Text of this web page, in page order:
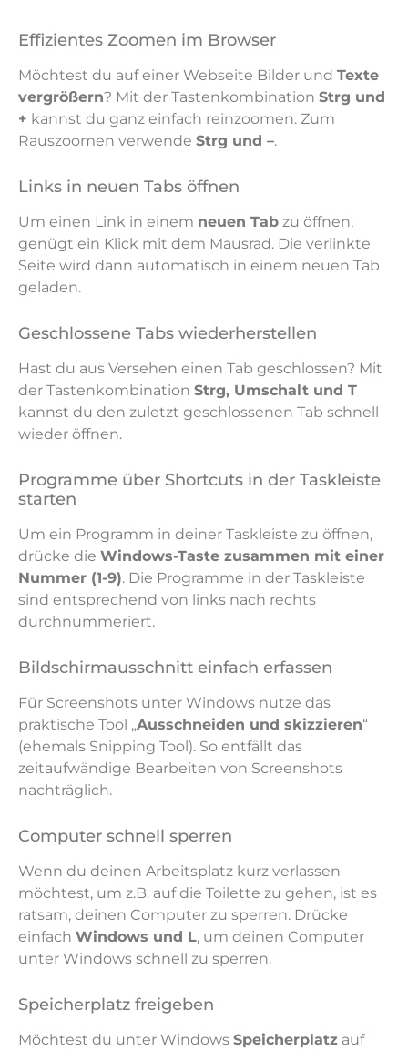
Effizientes Zoomen im Browser
Möchtest du auf einer Webseite Bilder und Texte
vergrößern? Mit der Tastenkombination Strg und
+ kannst du ganz einfach reinzoomen. Zum
Rauszoomen verwende Strg und –.
Links in neuen Tabs öffnen
Um einen Link in einem neuen Tab zu öffnen,
genügt ein Klick mit dem Mausrad. Die verlinkte
Seite wird dann automatisch in einem neuen Tab
geladen.
Geschlossene Tabs wiederherstellen
Hast du aus Versehen einen Tab geschlossen? Mit
der Tastenkombination Strg, Umschalt und T
kannst du den zuletzt geschlossenen Tab schnell
wieder öffnen.
Programme über Shortcuts in der Taskleiste
starten
Um ein Programm in deiner Taskleiste zu öffnen,
drücke die Windows-Taste zusammen mit einer
Nummer (1-9). Die Programme in der Taskleiste
sind entsprechend von links nach rechts
durchnummeriert.
Bildschirmausschnitt einfach erfassen
Für Screenshots unter Windows nutze das
praktische Tool „Ausschneiden und skizzieren“
(ehemals Snipping Tool). So entfällt das
zeitaufwändige Bearbeiten von Screenshots
nachträglich.
Computer schnell sperren
Wenn du deinen Arbeitsplatz kurz verlassen
möchtest, um z.B. auf die Toilette zu gehen, ist es
ratsam, deinen Computer zu sperren. Drücke
einfach Windows und L, um deinen Computer
unter Windows schnell zu sperren.
Speicherplatz freigeben
Möchtest du unter Windows Speicherplatz auf